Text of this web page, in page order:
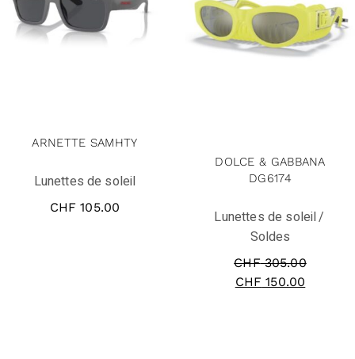
ARNETTE SAMHTY
Lunettes de soleil
CHF 105.00
DOLCE & GABBANA
DG6174
Lunettes de soleil
Soldes
CHF305.00
CHF 150.00